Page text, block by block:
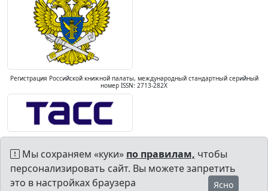
Регистрация Российской книжной палаты, международный стандартный серийный
номер ISSN: 2713-282X
Мы сохраняем «куки» по правилам, чтобы
персонализировать сайт. Вы можете запретить
это в настройках браузера
Ясно